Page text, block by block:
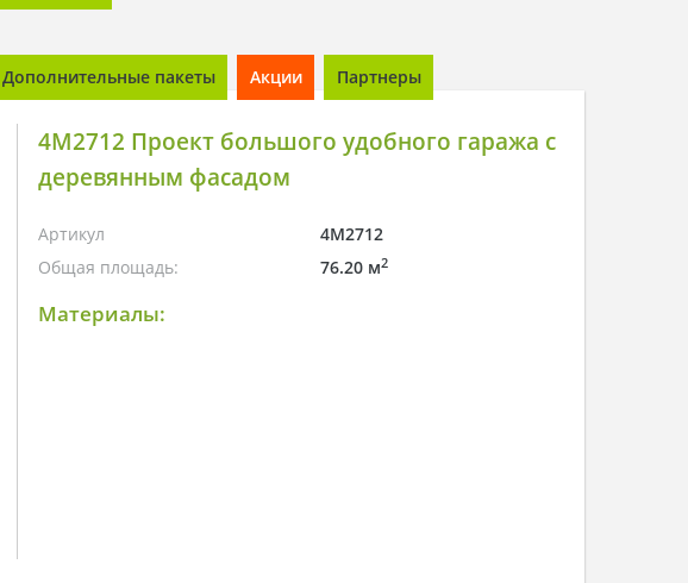
Дополнительные пакеты Акции Партнеры
4M2712 Проект большого удобного гаража с
деревянным фасадом
Артикул
4M2712
Общая площадь:
76.20 м2
Материалы: